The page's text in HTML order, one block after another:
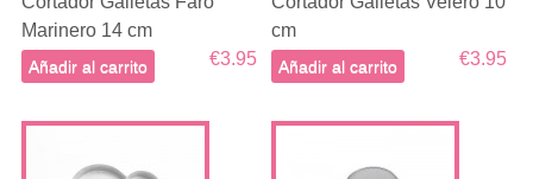
Marinero 14 cm
€3.95
Añadir al carrito
cm
€3.95
Añadir al carrito